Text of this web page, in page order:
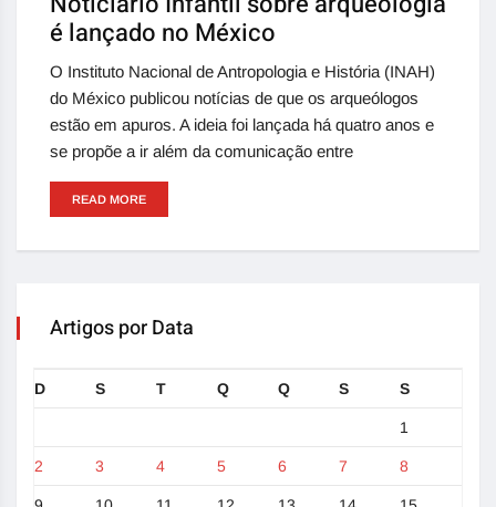
é lançado no México
O Instituto Nacional de Antropologia e História (INAH)
do México publicou notícias de que os arqueólogos
estão em apuros. A ideia foi lançada há quatro anos e
se propõe a ir além da comunicação entre
READ MORE
Artigos por Data
D S T Q Q S S
1
2 3 4 5 6 7 8